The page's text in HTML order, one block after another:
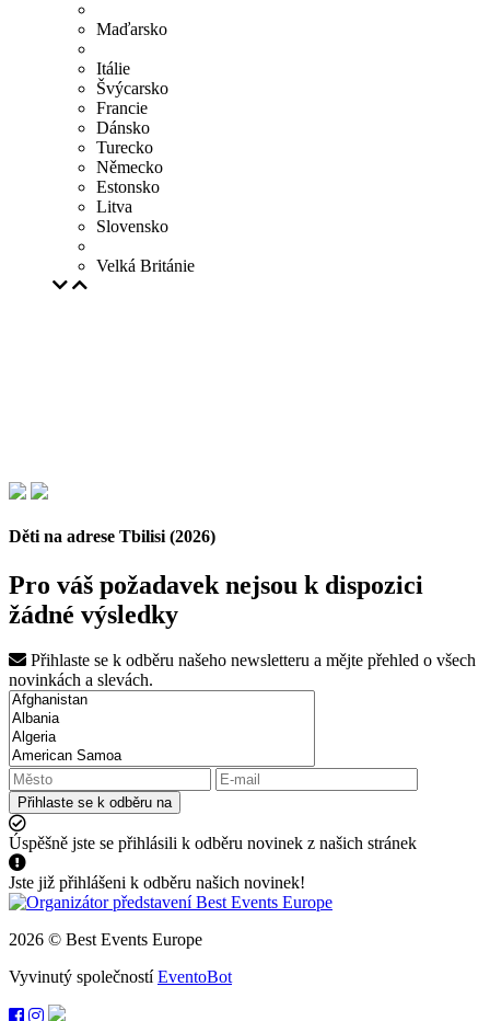
Maďarsko
Itálie
Švýcarsko
Francie
Dánsko
Turecko
Německo
Estonsko
Litva
Slovensko
Velká Británie
Děti na adrese Tbilisi (2026)
Pro váš požadavek nejsou k dispozici
žádné výsledky
Přihlaste se k odběru našeho newsletteru a mějte přehled o všech
novinkách a slevách.
Přihlaste se k odběru na
Úspěšně jste se přihlásili k odběru novinek z našich stránek
Jste již přihlášeni k odběru našich novinek!
2026 © Best Events Europe
Vyvinutý společnostíEventoBot